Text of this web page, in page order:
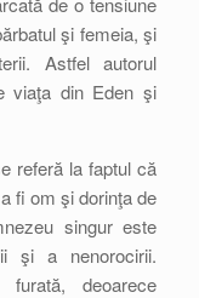
şi femeia, şi
Astfel autorul
viaţa din Eden şi
referă la faptul că
fi om şi dorinţa de
singur este
şi a nenorocirii.
deoarece